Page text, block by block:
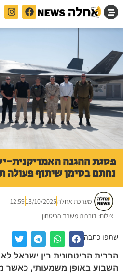
נחתם בסימן שיתוף
מערכת אחלה13/10/2025
12:59
צילום: דוברות משרד הביטחון
שתפו כתבה
הברית הביטחונית בין ישראל
השבוע באופן משמעותי, כאשר